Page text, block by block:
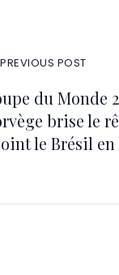
PREVIOUS POST
du Monde
brise le
le Brésil